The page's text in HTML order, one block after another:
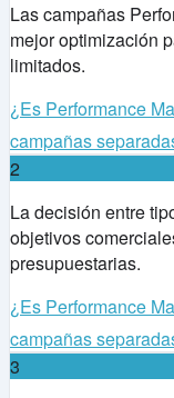
Las campañas
mejor optimización
limitados.
¿Es Performance
campañas
2
La decisión entre
objetivos
presupuestarias.
¿Es Performance
campañas
3